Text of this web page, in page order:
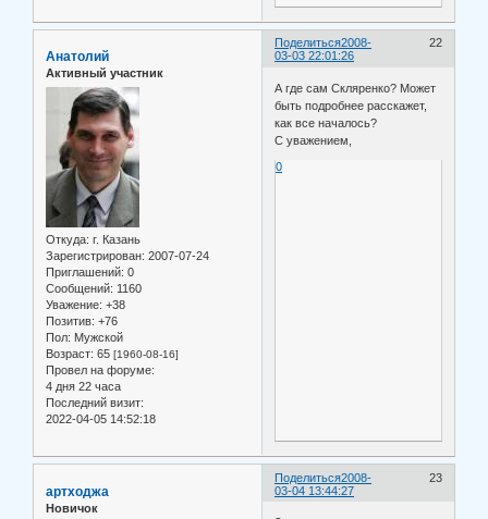
Поделиться 22
2008-
03-03 22:01:26
Анатолий
Активный участник
Откуда: г. Казань
Зарегистрирован: 2007-07-24
Приглашений: 0
Сообщений: 1160
Уважение: +38
Позитив: +76
Пол: Мужской
Возраст: 65 [1960-08-16]
Провел на форуме:
4 дня 22 часа
Последний визит:
2022-04-05 14:52:18
А где сам Скляренко? Может
быть подробнее расскажет,
как все началось?
С уважением,
0
Поделиться 23
2008-
03-04 13:44:27
артходжа
Новичок